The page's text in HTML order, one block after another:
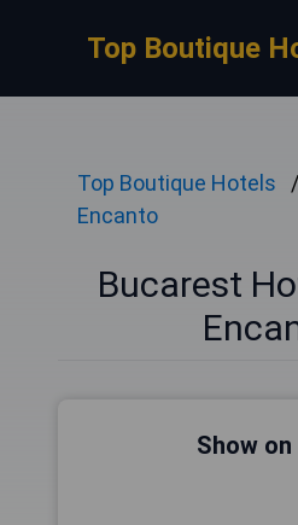
Top Boutique
Top Boutique Hotels
Encanto
Bucarest
Show on